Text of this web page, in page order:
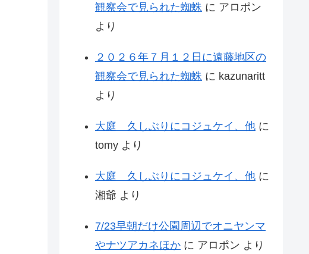
観察会で見られた蜘蛛 に アロポン
より
２０２６年７月１２日に遠藤地区の
観察会で見られた蜘蛛 に kazunaritt
より
大庭 久しぶりにコジュケイ、他 に
tomy より
大庭 久しぶりにコジュケイ、他 に
湘爺 より
7/23早朝だけ公園周辺でオニヤンマ
やナツアカネほか に アロポン より